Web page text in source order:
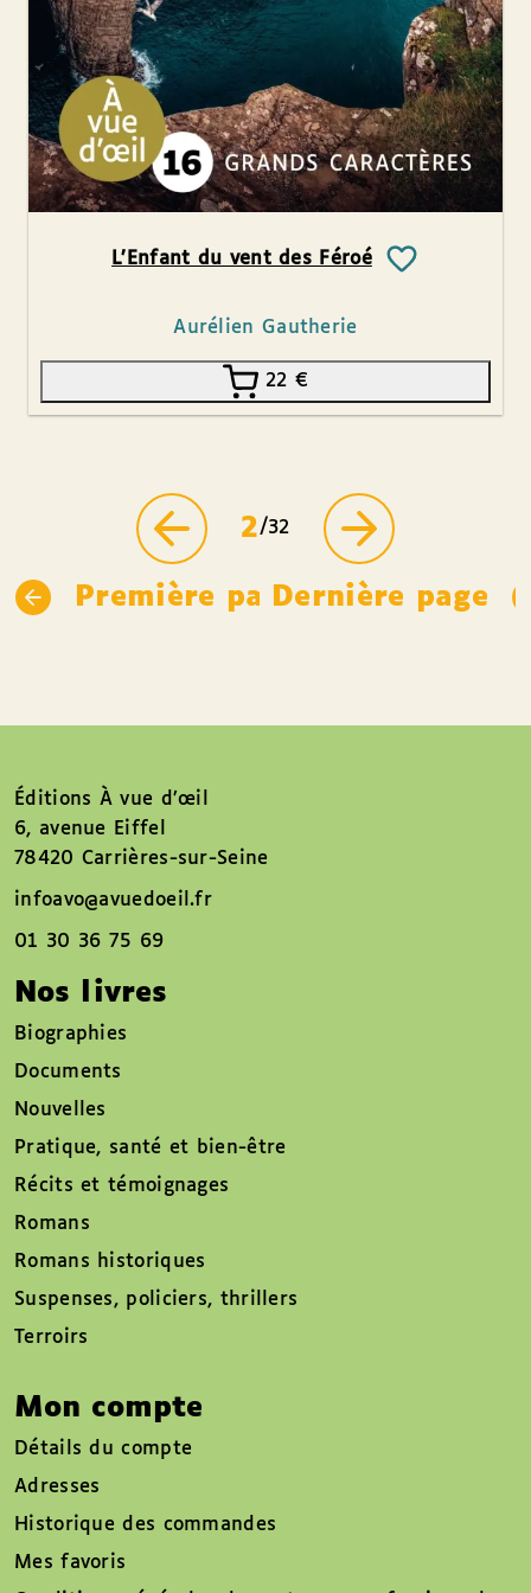
L’Enfant du vent des Féroé
Aurélien Gautherie
22 €
Première page
2/32
Dernière page
Éditions À vue d’œil
6, avenue Eiffel
78420 Carrières-sur-Seine
infoavo@avuedoeil.fr
01 30 36 75 69
Nos livres
Biographies
Documents
Nouvelles
Pratique, santé et bien-être
Récits et témoignages
Romans
Romans historiques
Suspenses, policiers, thrillers
Terroirs
Mon compte
Détails du compte
Adresses
Historique des commandes
Mes favoris